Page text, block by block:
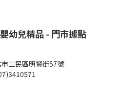
幼兒精品 - 門市據點
市三民區明賢街57號